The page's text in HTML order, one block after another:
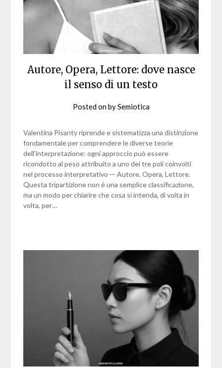
Autore, Opera, Lettore: dove nasce
il senso di un testo
Posted onbySemiotica
Valentina Pisanty riprende e sistematizza una distinzione
fondamentale per comprendere le diverse teorie
dell’interpretazione: ogni approccio può essere
ricondotto al peso attribuito a uno dei tre poli coinvolti
nel processo interpretativo — Autore, Opera, Lettore.
Questa tripartizione non è una semplice classificazione,
ma un modo per chiarire che cosa si intenda, di volta in
volta, per…